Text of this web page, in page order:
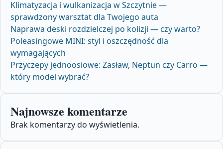
Klimatyzacja i wulkanizacja w Szczytnie —
sprawdzony warsztat dla Twojego auta
Naprawa deski rozdzielczej po kolizji — czy warto?
Poleasingowe MINI: styl i oszczędność dla
wymagających
Przyczepy jednoosiowe: Zasław, Neptun czy Carro —
który model wybrać?
Najnowsze komentarze
Brak komentarzy do wyświetlenia.